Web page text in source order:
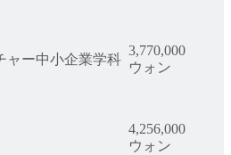
ャー中小企業学科
3,770,000
ウォン
4,256,000
ウォン